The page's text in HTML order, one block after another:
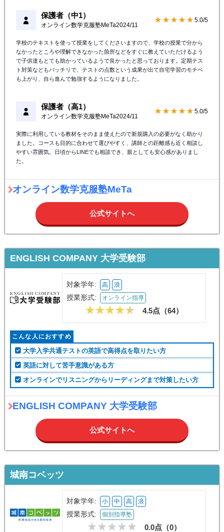
保護者（中1）
オンライン数学克服塾MeTa2024/11
★★★★★ 5.0/5
学校のテキストを使って授業をしてくださいますので、学校の授業で分から
なかったところや理解できなかった箇所などをすぐに教えていただけるよう
で子供達もとても助かっているようで良かったと思っております。定期テス
ト対策などもバッチリで、テストの点数という成果が出て自宅学習のモチベ
も上がり、自ら進んで勉強するようになりました。
保護者（高1）
オンライン数学克服塾MeTa2024/11
★★★★★ 5.0/5
実際に利用している教材をそのまま使えたので新規購入の必要がなく助かり
ました。コースも目的に合わせて選びやすく、講師との距離感も近く相談し
やすい雰囲気。日頃からLINEでも相談でき、親としても安心感がありまし
た。
オンライン数学克服塾MeTa
公式サイトへ
ENGLISH COMPANY 大学受験部
対象学年: 高 浪
授業形式: オンライン指導
4.5点（64）
こんな人におすすめ
大学入学共通テストの英語で高得点を取りたい方
英語に対して苦手意識がある方
オンラインでリスニングからリーディングまで対策したい方
ENGLISH COMPANY 大学受験部
公式サイトへ
城南コベッツ
対象学年: 小 中 高 浪
授業形式: 個別指導塾
0.0点（0）